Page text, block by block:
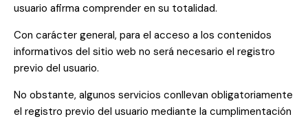
usuario afirma comprender en su totalidad.
Con carácter general, para el acceso a los contenidos
informativos del sitio web no será necesario el registro
previo del usuario.
No obstante, algunos servicios conllevan obligatoriamente
el registro previo del usuario mediante la cumplimentación